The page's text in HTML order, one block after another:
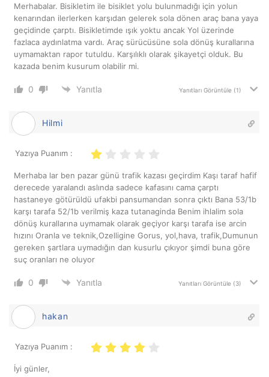
Merhabalar. Bisikletim ile bisiklet yolu bulunmadığı için yolun
kenarından ilerlerken karşıdan gelerek sola dönen araç bana yaya
geçidinde çarptı. Bisikletimde ışık yoktu ancak Yol üzerinde
fazlaca aydınlatma vardı. Araç sürücüsüne sola dönüş kurallarına
uymamaktan rapor tutuldu. Karşılıklı olarak şikayetçi olduk. Bu
kazada benim kusurum olabilir mi.
0 Yanıtla Yanıtları Görüntüle (1)
Hilmi
Yazıya Puanım :
Merhaba lar ben pazar günü trafik kazası geçirdim Kaşı taraf hafif
derecede yaralandı aslında sadece kafasını cama çarptı
hastaneye götürüldü ufakbi pansumandan sonra çıktı Bana 53/1b
karşı tarafa 52/1b verilmiş kaza tutanaginda Benim ihlalim sola
dönüş kurallarına uymamak olarak geçiyor karşı tarafa ise arcin
hızını Oranla ve teknik,Ozelligine Gorus, yol,hava, trafik,Dumunun
gereken şartlara uymadığın dan kusurlu çıkıyor şimdi buna göre
suç oranları ne oluyor
0 Yanıtla Yanıtları Görüntüle (3)
hakan
Yazıya Puanım :
İyi günler,